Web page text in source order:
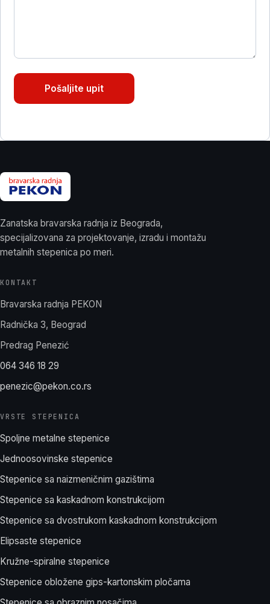
Pošaljite upit
Zanatska bravarska radnja iz Beograda,
specijalizovana za projektovanje, izradu i montažu
metalnih stepenica po meri.
KONTAKT
Bravarska radnja PEKON
Radnička 3, Beograd
Predrag Penezić
064 346 18 29
penezic@pekon.co.rs
VRSTE STEPENICA
Spoljne metalne stepenice
Jednoosovinske stepenice
Stepenice sa naizmeničnim gazištima
Stepenice sa kaskadnom konstrukcijom
Stepenice sa dvostrukom kaskadnom konstrukcijom
Elipsaste stepenice
Kružne-spiralne stepenice
Stepenice obložene gips-kartonskim pločama